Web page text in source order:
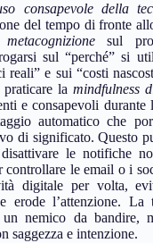
consapevole della
del tempo di fronte
metacognizionesul
sul “perché” si
reali” e sui “costi
praticare lamindfulness
e consapevoli durante
automatico che
di significato. Questo
le notifiche
controllare le email o i
digitale per volta,
erode l’attenzione. La
nemico da bandire,
saggezza e intenzione.